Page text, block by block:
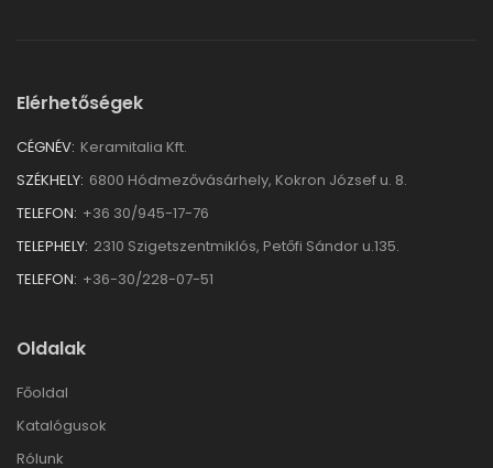
Elérhetőségek
CÉGNÉV: Keramitalia Kft.
SZÉKHELY: 6800 Hódmezővásárhely, Kokron József u. 8.
TELEFON: +36 30/945-17-76
TELEPHELY: 2310 Szigetszentmiklós, Petőfi Sándor u.135.
TELEFON: +36-30/228-07-51
Oldalak
Főoldal
Katalógusok
Rólunk